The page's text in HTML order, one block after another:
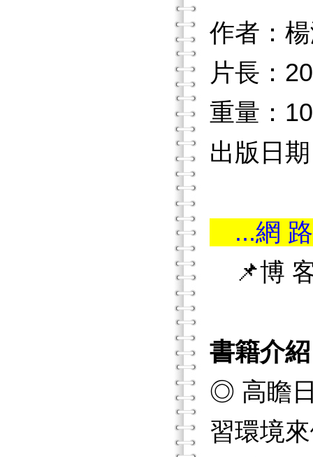
作者：
片長：
重量：
出版日
...網
📌博
書籍介紹
◎ 高瞻
習環境